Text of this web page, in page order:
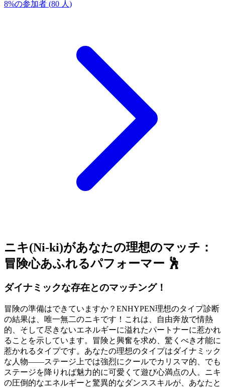
8%の参加者 (80 人 )
ニキ(Ni-ki)があなたの理想のマッチ：
冒険心あふれるパフォーマー 🕺
ダイナミックな存在とのマッチング！
冒険の準備はできていますか？ENHYPEN理想のタイプ診断
の結果は、唯一無二のニキです！これは、自由奔放で情熱
的、そして尽きないエネルギーに溢れたパートナーに惹かれ
ることを示しています。冒険と興奮を求め、驚くべき才能に
惹かれるタイプです。あなたの理想のタイプはダイナミック
な人物——ステージ上では強烈にクールでカリスマ的、でも
ステージを降りれば魅力的に可愛くて遊び心満点の人。ニキ
の圧倒的なエネルギーと驚異的なダンススキルが、あなたと